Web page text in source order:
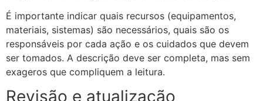
É importante indicar quais recursos (equipamentos,
materiais, sistemas) são necessários, quais são os
responsáveis por cada ação e os cuidados que devem
ser tomados. A descrição deve ser completa, mas sem
exageros que compliquem a leitura.
Revisão e atualização